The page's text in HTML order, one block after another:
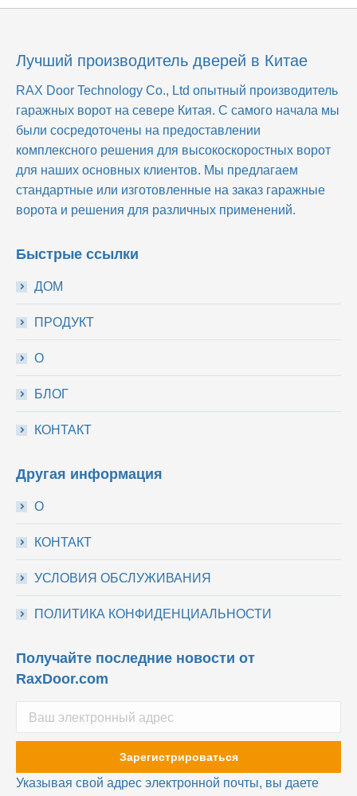
Лучший производитель дверей в Китае
RAX Door Technology Co., Ltd опытный производитель
гаражных ворот на севере Китая. С самого начала мы
были сосредоточены на предоставлении
комплексного решения для высокоскоростных ворот
для наших основных клиентов. Мы предлагаем
стандартные или изготовленные на заказ гаражные
ворота и решения для различных применений.
Быстрые ссылки
ДОМ
ПРОДУКТ
О
БЛОГ
КОНТАКТ
Другая информация
О
КОНТАКТ
УСЛОВИЯ ОБСЛУЖИВАНИЯ
ПОЛИТИКА КОНФИДЕНЦИАЛЬНОСТИ
Получайте последние новости от
RaxDoor.com
Указывая свой адрес электронной почты, вы даете